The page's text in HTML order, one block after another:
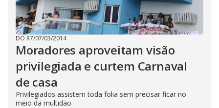
DO R7/07/03/2014
Moradores aproveitam visão
privilegiada e curtem Carnaval
de casa
Privilegiados assistem toda folia sem precisar ficar no
meio da multidão